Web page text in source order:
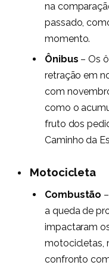
na
passado,
momento.
Ônibus – Os
retração em
com
como o
fruto dos
Caminho da
Motocicleta
Combustão
a queda de
impactaram
motocicletas,
confronto